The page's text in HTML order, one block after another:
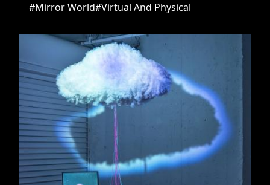
#Mirror World#Virtual And Physical